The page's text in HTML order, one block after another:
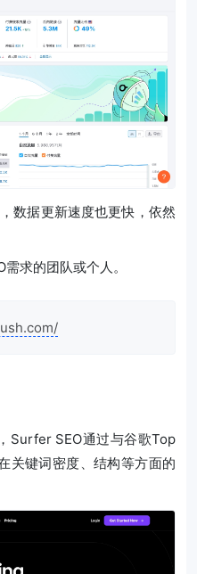
数据更新速度也更快，依然
求的团队或个人。
Surfer SEO通过与谷歌Top
关键词密度、结构等方面的